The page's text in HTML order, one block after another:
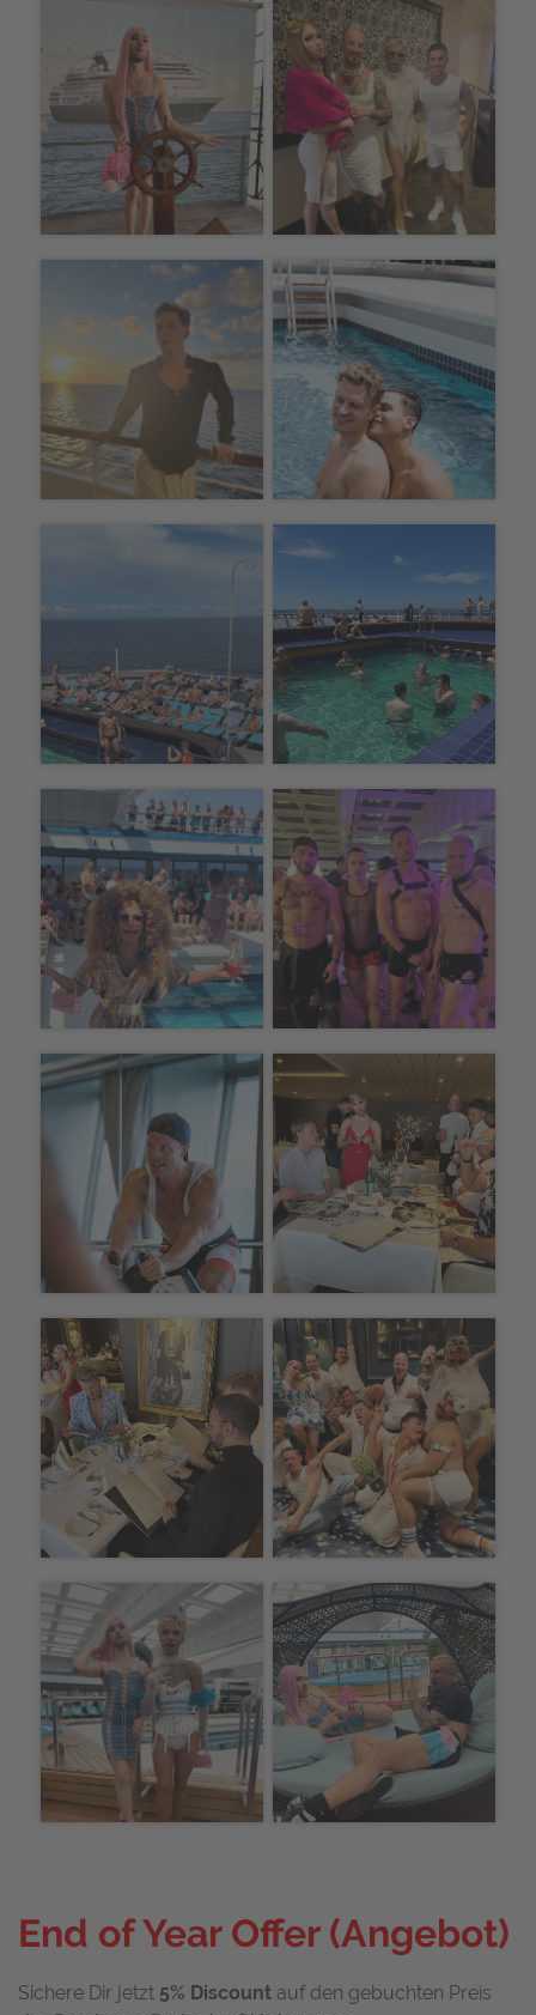
End of Year Offer (Angebot)
Sichere Dir jetzt 5% Discount auf den gebuchten Preis